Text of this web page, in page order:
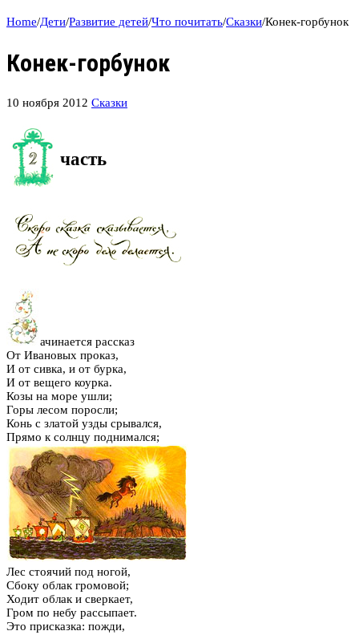
Home/Дети/Развитие детей/Что почитать/Сказки/Конек-горбунок
Конек-горбунок
10 ноября 2012 Сказки
часть
ачинается рассказ
От Ивановых проказ,
И от сивка, и от бурка,
И от вещего коурка.
Козы на море ушли;
Горы лесом поросли;
Конь с златой узды срывался,
Прямо к солнцу поднимался;
Лес стоячий под ногой,
Сбоку облак громовой;
Ходит облак и сверкает,
Гром по небу рассыпает.
Это присказка: пожди,